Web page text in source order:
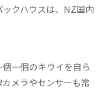
クハウスは、NZ国内
一個のキウイを自ら
メラやセンサーも常